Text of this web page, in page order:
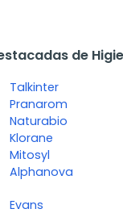
de
Talkinter
Pranarom
Naturabio
Klorane
Mitosyl
Alphanova
Evans